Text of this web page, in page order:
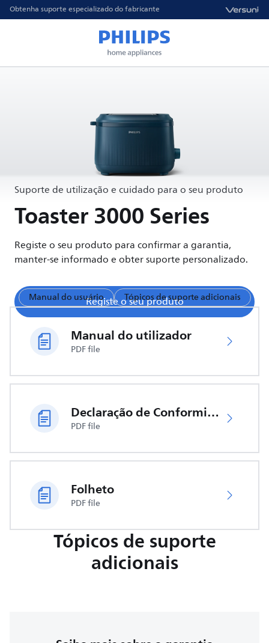
Obtenha suporte especializado do fabricante
Suporte de utilização e cuidado para o seu produto
Toaster 3000 Series
Registe o seu produto para confirmar a garantia,
manter-se informado e obter suporte personalizado.
Registe o seu produto
Manual do usuário Tópicos de suporte adicionais
Manual do utilizador
PDF file
Declaração de Conformidade da UE
PDF file
Folheto
PDF file
Tópicos de suporte
adicionais